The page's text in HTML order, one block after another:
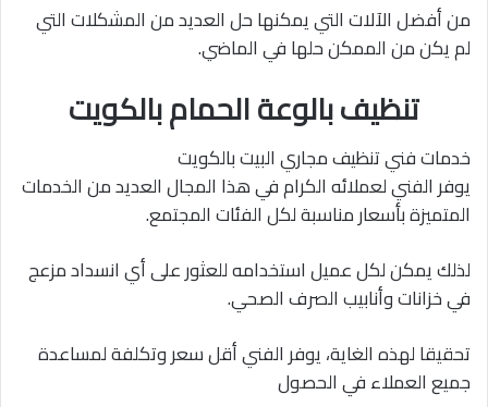
من أفضل الآلات التي يمكنها حل العديد من المشكلات التي
لم يكن من الممكن حلها في الماضي.
تنظيف بالوعة الحمام بالكويت
خدمات فني تنظيف مجاري البيت بالكويت
يوفر الفني لعملائه الكرام في هذا المجال العديد من الخدمات
المتميزة بأسعار مناسبة لكل الفئات المجتمع.
لذلك يمكن لكل عميل استخدامه للعثور على أي انسداد مزعج
في خزانات وأنابيب الصرف الصحي.
تحقيقا لهذه الغاية، يوفر الفني أقل سعر وتكلفة لمساعدة
جميع العملاء في الحصول